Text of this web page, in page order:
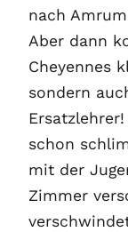
nach
Aber dann
Cheyennes
sondern
schon
mit der
Zimmer